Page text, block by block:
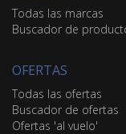
Todas las marcas
Buscador de
OFERTAS
Todas las ofertas
Buscador de ofertas
Ofertas 'al vuelo'